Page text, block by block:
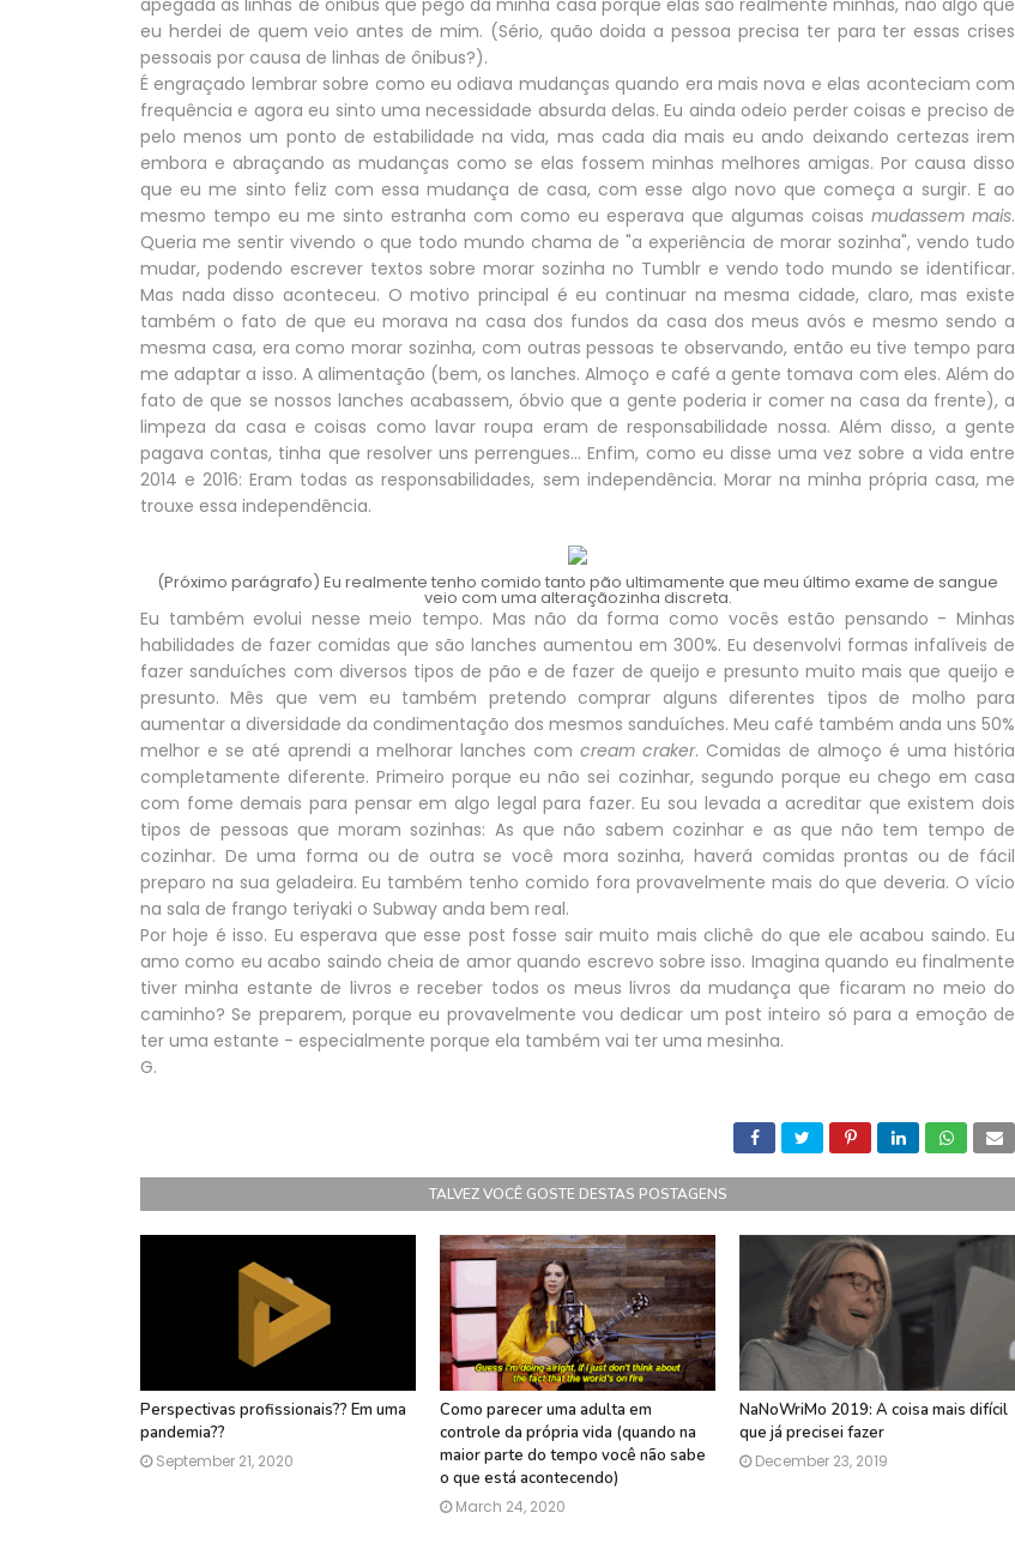
apegada às linhas de ônibus que pego da minha casa porque elas são realmente minhas, não algo que
eu herdei de quem veio antes de mim. (Sério, quão doida a pessoa precisa ter para ter essas crises
pessoais por causa de linhas de ônibus?).
É engraçado lembrar sobre como eu odiava mudanças quando era mais nova e elas aconteciam com
frequência e agora eu sinto uma necessidade absurda delas. Eu ainda odeio perder coisas e preciso de
pelo menos um ponto de estabilidade na vida, mas cada dia mais eu ando deixando certezas irem
embora e abraçando as mudanças como se elas fossem minhas melhores amigas. Por causa disso
que eu me sinto feliz com essa mudança de casa, com esse algo novo que começa a surgir. E ao
mesmo tempo eu me sinto estranha com como eu esperava que algumas coisas mudassem mais.
Queria me sentir vivendo o que todo mundo chama de "a experiência de morar sozinha", vendo tudo
mudar, podendo escrever textos sobre morar sozinha no Tumblr e vendo todo mundo se identificar.
Mas nada disso aconteceu. O motivo principal é eu continuar na mesma cidade, claro, mas existe
também o fato de que eu morava na casa dos fundos da casa dos meus avós e mesmo sendo a
mesma casa, era como morar sozinha, com outras pessoas te observando, então eu tive tempo para
me adaptar a isso. A alimentação (bem, os lanches. Almoço e café a gente tomava com eles. Além do
fato de que se nossos lanches acabassem, óbvio que a gente poderia ir comer na casa da frente), a
limpeza da casa e coisas como lavar roupa eram de responsabilidade nossa. Além disso, a gente
pagava contas, tinha que resolver uns perrengues... Enfim, como eu disse uma vez sobre a vida entre
2014 e 2016: Eram todas as responsabilidades, sem independência. Morar na minha própria casa, me
trouxe essa independência.
(Próximo parágrafo) Eu realmente tenho comido tanto pão ultimamente que meu último exame de sangue
veio com uma alteraçãozinha discreta.
Eu também evolui nesse meio tempo. Mas não da forma como vocês estão pensando - Minhas
habilidades de fazer comidas que são lanches aumentou em 300%. Eu desenvolvi formas infalíveis de
fazer sanduíches com diversos tipos de pão e de fazer de queijo e presunto muito mais que queijo e
presunto. Mês que vem eu também pretendo comprar alguns diferentes tipos de molho para
aumentar a diversidade da condimentação dos mesmos sanduíches. Meu café também anda uns 50%
melhor e se até aprendi a melhorar lanches com cream craker. Comidas de almoço é uma história
completamente diferente. Primeiro porque eu não sei cozinhar, segundo porque eu chego em casa
com fome demais para pensar em algo legal para fazer. Eu sou levada a acreditar que existem dois
tipos de pessoas que moram sozinhas: As que não sabem cozinhar e as que não tem tempo de
cozinhar. De uma forma ou de outra se você mora sozinha, haverá comidas prontas ou de fácil
preparo na sua geladeira. Eu também tenho comido fora provavelmente mais do que deveria. O vício
na sala de frango teriyaki o Subway anda bem real.
Por hoje é isso. Eu esperava que esse post fosse sair muito mais clichê do que ele acabou saindo. Eu
amo como eu acabo saindo cheia de amor quando escrevo sobre isso. Imagina quando eu finalmente
tiver minha estante de livros e receber todos os meus livros da mudança que ficaram no meio do
caminho? Se preparem, porque eu provavelmente vou dedicar um post inteiro só para a emoção de
ter uma estante - especialmente porque ela também vai ter uma mesinha.
G.
TALVEZ VOCÊ GOSTE DESTAS POSTAGENS
Perspectivas profissionais?? Em uma
pandemia??
September 21, 2020
Como parecer uma adulta em
controle da própria vida (quando na
maior parte do tempo você não sabe
o que está acontecendo)
March 24, 2020
NaNoWriMo 2019: A coisa mais difícil
que já precisei fazer
December 23, 2019